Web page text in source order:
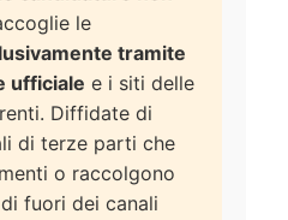
le
tramite
ufficiale e i siti delle
Diffidate di
di terze parti che
o raccolgono
fuori dei canali